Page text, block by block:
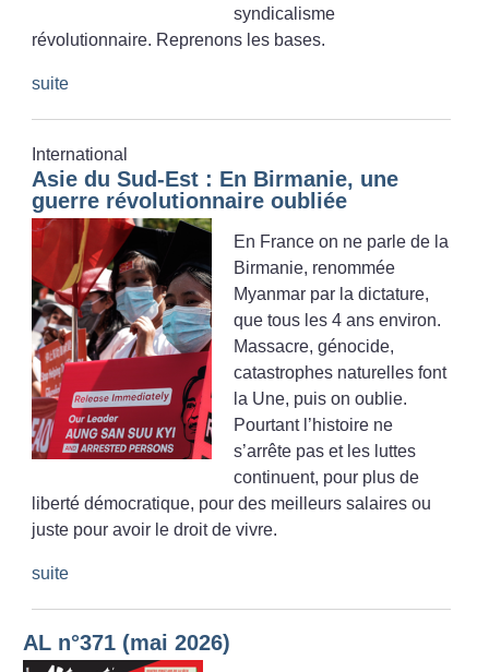
syndicalisme
révolutionnaire. Reprenons les bases.
suite
International
Asie du Sud-Est : En Birmanie, une
guerre révolutionnaire oubliée
En France on ne parle de la
Birmanie, renommée
Myanmar par la dictature,
que tous les 4 ans environ.
Massacre, génocide,
catastrophes naturelles font
la Une, puis on oublie.
Pourtant l’histoire ne
s’arrête pas et les luttes
continuent, pour plus de
liberté démocratique, pour des meilleurs salaires ou
juste pour avoir le droit de vivre.
suite
AL n°371 (mai 2026)